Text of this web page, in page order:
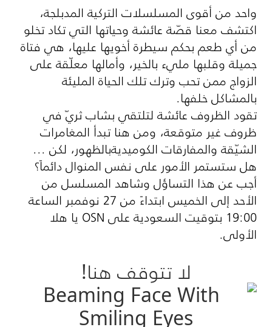
واحد من أقوى المسلسلات التركية المدبلجة،
اكتشف معنا قصّة عائشة وحياتها التي تكاد تخلو
من أي طعم بحكم سيطرة أخويها عليها، هي فتاة
جميلة وقلبها مليء بالخير، وأمالها معلّقة على
الزواج ممن تحب وترك تلك الحياة المليئة
بالمشاكل خلفها.
تقود الظروف عائشة لتلتقي بشاب ثريّ في
ظروف غير متوقعة، ومن هنا تبدأ المغامرات
الشيّقة والمفارقات الكوميديةبالظهور، لكن ...
هل ستستمر الأمور على نفس المنوال دائماً؟
أجب عن هذا التساؤل وشاهد المسلسل من
الأحد إلى الخميس ابتداءً من 27 نوفمبر الساعة
19:00 بتوقيت السعودية على OSN يا هلا
الأولى.
لا تتوقف هنا!